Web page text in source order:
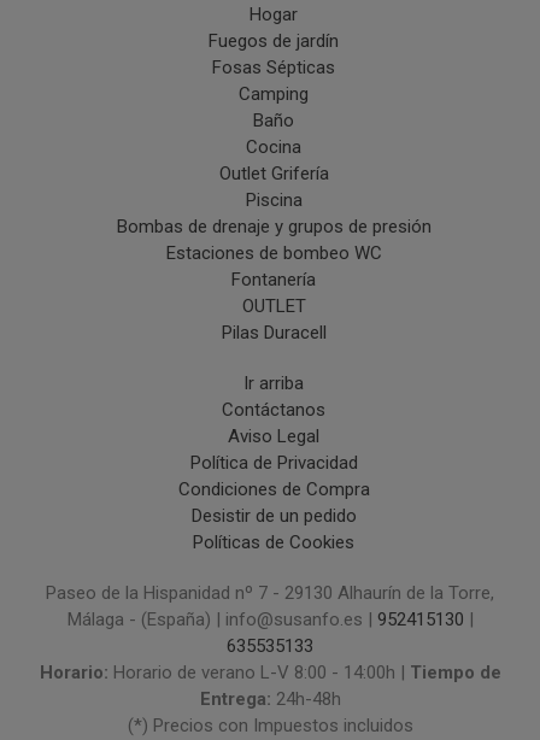
Hogar
Fuegos de jardín
Fosas Sépticas
Camping
Baño
Cocina
Outlet Grifería
Piscina
Bombas de drenaje y grupos de presión
Estaciones de bombeo WC
Fontanería
OUTLET
Pilas Duracell
Ir arriba
Contáctanos
Aviso Legal
Política de Privacidad
Condiciones de Compra
Desistir de un pedido
Políticas de Cookies
Paseo de la Hispanidad nº 7 - 29130 Alhaurín de la Torre,
Málaga - (España) | info@susanfo.es | 952415130 |
635535133
Horario: Horario de verano L-V 8:00 - 14:00h | Tiempo de
Entrega: 24h-48h
(*) Precios con Impuestos incluidos